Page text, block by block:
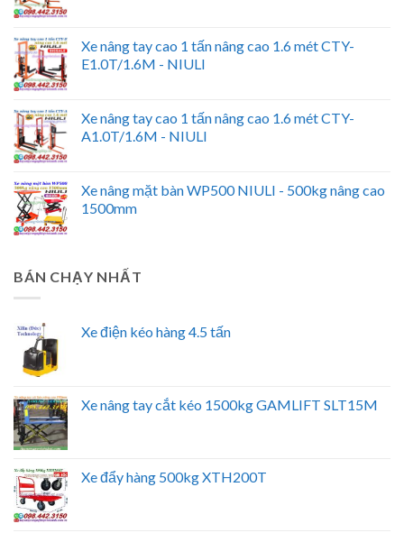
Xe nâng tay cao 1 tấn nâng cao 1.6 mét CTY-
E1.0T/1.6M - NIULI
Xe nâng tay cao 1 tấn nâng cao 1.6 mét CTY-
A1.0T/1.6M - NIULI
Xe nâng mặt bàn WP500 NIULI - 500kg nâng cao
1500mm
BÁN CHẠY NHẤT
Xe điện kéo hàng 4.5 tấn
Xe nâng tay cắt kéo 1500kg GAMLIFT SLT15M
Xe đẩy hàng 500kg XTH200T